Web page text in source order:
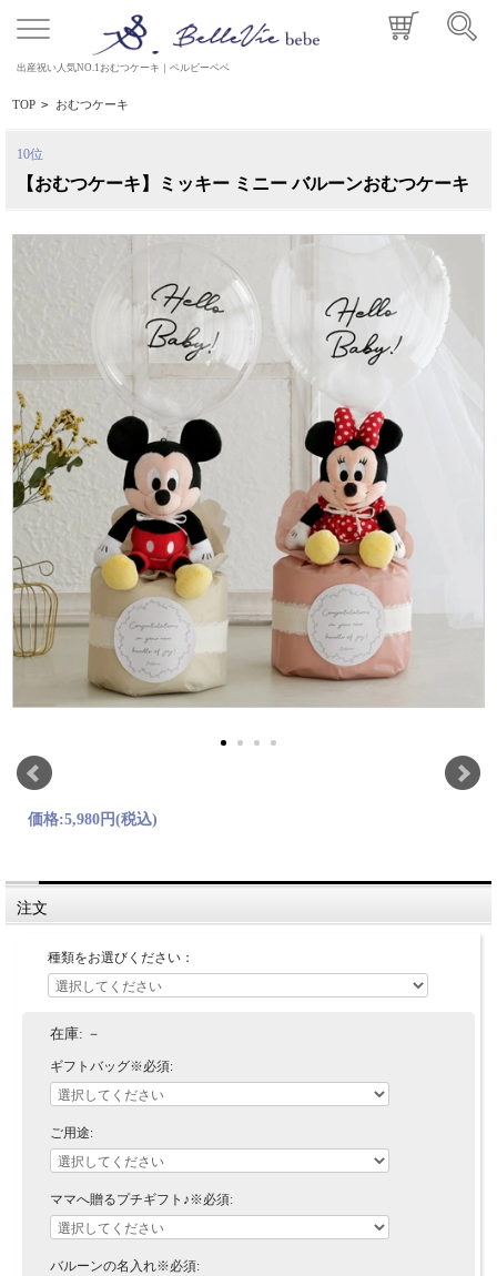
出産祝い人気NO.1おむつケーキ｜ベルビーベベ
TOP > おむつケーキ
10位
【おむつケーキ】ミッキー ミニー バルーンおむつケーキ
価格:5,980円(税込)
注文
種類をお選びください：
在庫: －
ギフトバッグ※必須:
ご用途:
ママへ贈るプチギフト♪※必須:
バルーンの名入れ※必須: